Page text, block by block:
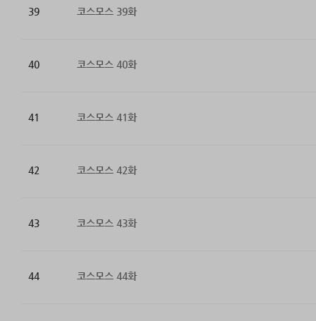
39 코스모스 39화
40 코스모스 40화
41 코스모스 41화
42 코스모스 42화
43 코스모스 43화
44 코스모스 44화